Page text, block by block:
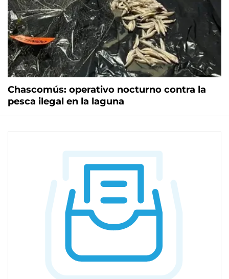
Chascomús: operativo nocturno contra la
pesca ilegal en la laguna